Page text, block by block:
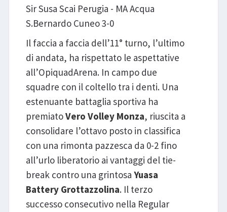
Sir Susa Scai Perugia - MA Acqua
S.Bernardo Cuneo 3-0
Il faccia a faccia dell’11° turno, l’ultimo
di andata, ha rispettato le aspettative
all’OpiquadArena. In campo due
squadre con il coltello tra i denti. Una
estenuante battaglia sportiva ha
premiatoVero Volley Monza, riuscita a
consolidare l’ottavo posto in classifica
con una rimonta pazzesca da 0-2 fino
all’urlo liberatorio ai vantaggi del tie-
break contro una grintosa Yuasa
Battery Grottazzolina. Il terzo
successo consecutivo nella Regular